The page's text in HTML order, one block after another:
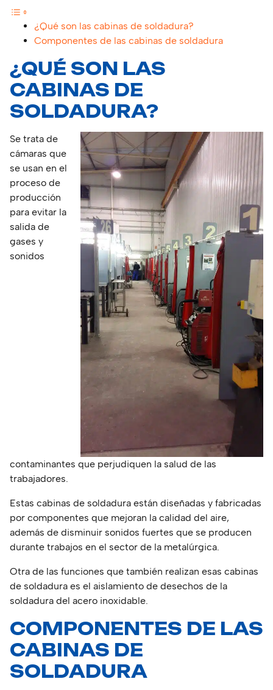
¿Qué son las cabinas de soldadura?
Componentes de las cabinas de soldadura
¿QUÉ SON LAS
CABINAS DE
SOLDADURA?
Se trata de
cámaras que
se usan en el
proceso de
producción
para evitar la
salida de
gases y
sonidos
contaminantes que perjudiquen la salud de las
trabajadores.
Estas cabinas de soldadura están diseñadas y fabricadas
por componentes que mejoran la calidad del aire,
además de disminuir sonidos fuertes que se producen
durante trabajos en el sector de la metalúrgica.
Otra de las funciones que también realizan esas cabinas
de soldadura es el aislamiento de desechos de la
soldadura del acero inoxidable.
COMPONENTES DE LAS
CABINAS DE
SOLDADURA